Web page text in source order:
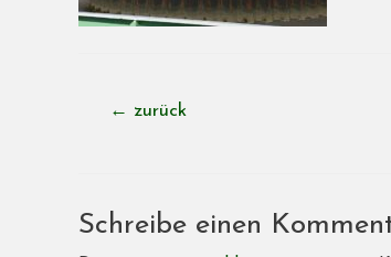
← zurück
Schreibe einen